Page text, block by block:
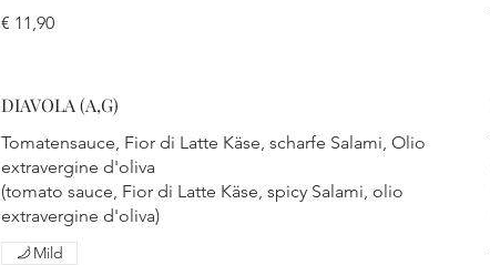
€ 11,90
DIAVOLA (A,G)
Tomatensauce, Fior di Latte Käse, scharfe Salami, Olio
extravergine d'oliva
(tomato sauce, Fior di Latte Käse, spicy Salami, olio
extravergine d'oliva)
Mild